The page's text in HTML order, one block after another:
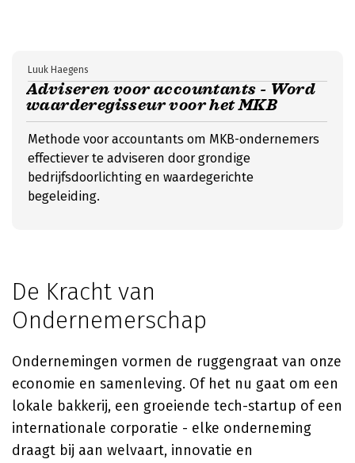
Adviseren voor accountants - Word
waarderegisseur voor het MKB
Luuk Haegens
Methode voor accountants om MKB-ondernemers
effectiever te adviseren door grondige
bedrijfsdoorlichting en waardegerichte
begeleiding.
De Kracht van
Ondernemerschap
Ondernemingen vormen de ruggengraat van onze
economie en samenleving. Of het nu gaat om een
lokale bakkerij, een groeiende tech-startup of een
internationale corporatie - elke onderneming
draagt bij aan welvaart, innovatie en